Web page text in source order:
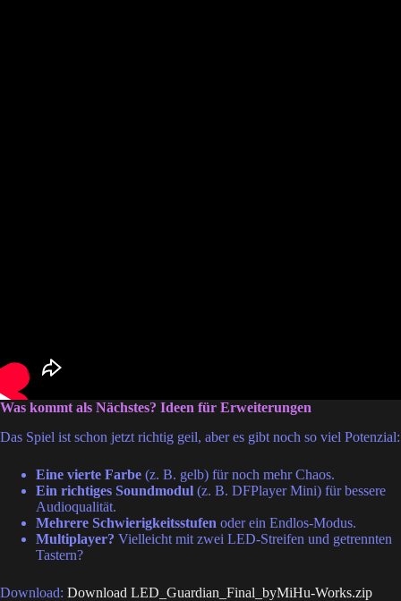
Was kommt als Nächstes? Ideen für Erweiterungen
Das Spiel ist schon jetzt richtig geil, aber es gibt noch so viel Potenzial:
Eine vierte Farbe (z. B. gelb) für noch mehr Chaos.
Ein richtiges Soundmodul (z. B. DFPlayer Mini) für bessere
Audioqualität.
Mehrere Schwierigkeitsstufen oder ein Endlos-Modus.
Multiplayer? Vielleicht mit zwei LED-Streifen und getrennten
Tastern?
Download: Download LED_Guardian_Final_byMiHu-Works.zip